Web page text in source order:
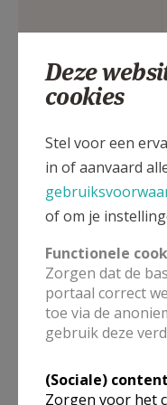
kerkbestuur
Kerkraad Sint-
Kerkraad Sint-
Stefaan
Deze
cookies
Stel voor een
in of aanvaard
of om je
Functionele
Zorgen dat de
portaal correct
toe via de
gebruik deze
(Sociale)
Zorgen voor het